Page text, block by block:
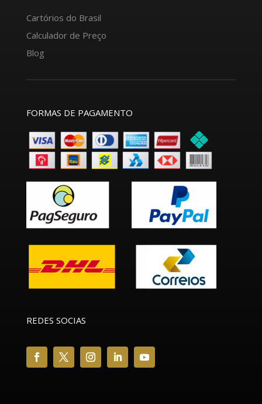
Cartórios do Brasil
Calculador de Preço
Blog
FORMAS DE PAGAMENTO
REDES SOCIAS